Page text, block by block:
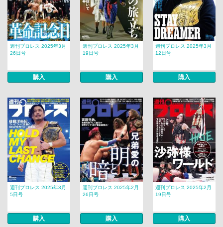
週刊プロレス 2025年3月
26日号
購入
週刊プロレス 2025年3月
19日号
購入
週刊プロレス 2025年3月
12日号
購入
週刊プロレス 2025年3月
5日号
購入
週刊プロレス 2025年2月
26日号
購入
週刊プロレス 2025年2月
19日号
購入